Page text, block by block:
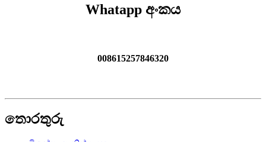
Whatapp අංකය
008615257846320
තොරතුරු